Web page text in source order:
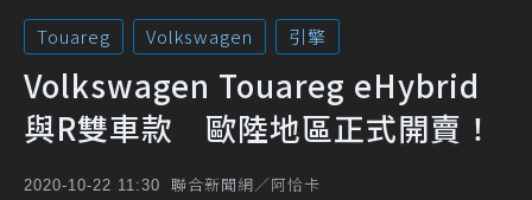
Touareg Volkswagen 引擎
Volkswagen Touareg eHybrid
與R雙車款 歐陸地區正式開賣！
2020-10-22 11:30 聯合新聞網／阿恰卡